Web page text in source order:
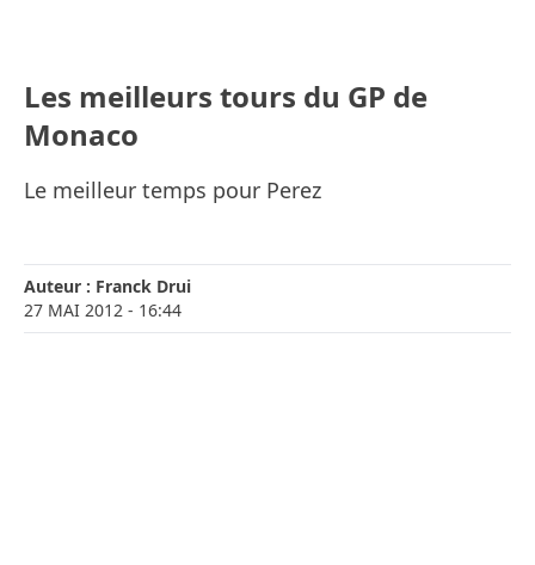
Les meilleurs tours du GP de
Monaco
Le meilleur temps pour Perez
Auteur : Franck Drui
27 MAI 2012 - 16:44